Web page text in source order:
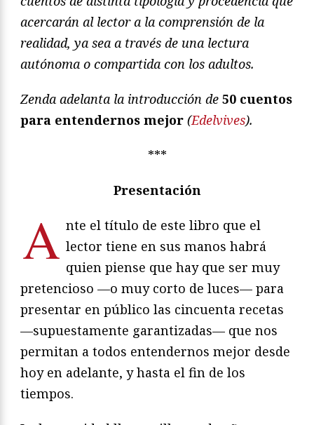
acercarán al lector a la comprensión de la
realidad, ya sea a través de una lectura
autónoma o compartida con los adultos.
Zenda adelanta la introducción de 50 cuentos
para entendernos mejor (Edelvives).
***
Presentación
A nte el título de este libro que el
lector tiene en sus manos habrá
quien piense que hay que ser muy
pretencioso —o muy corto de luces— para
presentar en público las cincuenta recetas
—supuestamente garantizadas— que nos
permitan a todos entendernos mejor desde
hoy en adelante, y hasta el fin de los
tiempos.